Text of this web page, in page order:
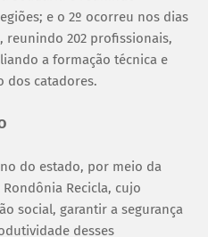
e o 2º ocorreu nos dias
reunindo 202 profissionais,
a formação técnica e
dos catadores.
do estado, por meio da
Recicla, cujo
social, garantir a segurança
desses